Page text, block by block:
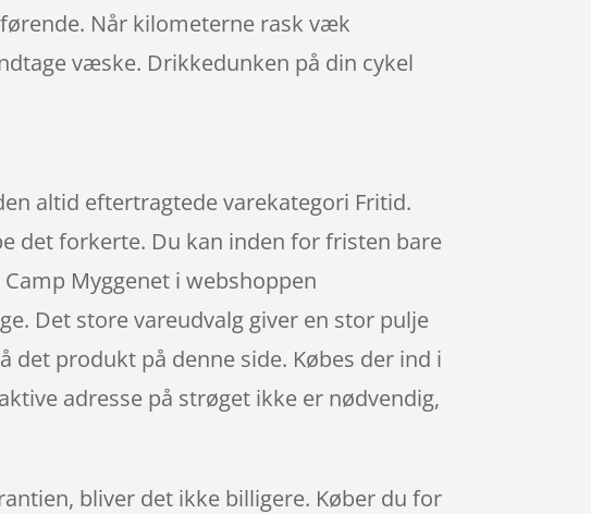
Når kilometerne rask væk
væske. Drikkedunken på din cykel
altid eftertragtede varekategori Fritid.
det forkerte. Du kan inden for fristen bare
Myggenet i webshoppen
Det store vareudvalg giver en stor pulje
det produkt på denne side. Købes der ind i
adresse på strøget ikke er nødvendig,
bliver det ikke billigere. Køber du for